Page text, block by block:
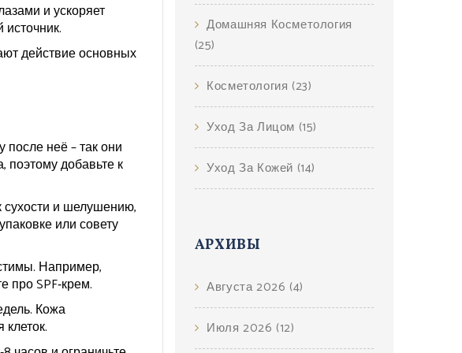
и ускоряет
действие основных
неё – так они
добавьте к
и шелушению,
или совету
Например,
про SPF‑крем.
Кожа
Домашняя Косметология
(25)
Косметология (23)
Уход За Лицом (15)
Уход За Кожей (14)
АРХИВЫ
Августа 2026 (4)
Июля 2026 (12)